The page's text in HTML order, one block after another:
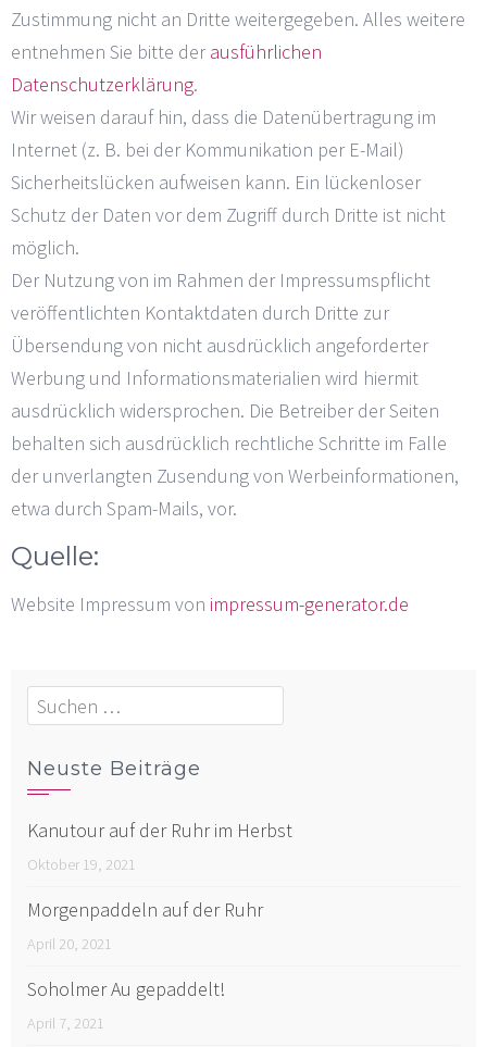
Zustimmung nicht an Dritte weitergegeben. Alles weitere
entnehmen Sie bitte derausführlichen
Datenschutzerklärung.
Wir weisen darauf hin, dass die Datenübertragung im
Internet (z. B. bei der Kommunikation per E-Mail)
Sicherheitslücken aufweisen kann. Ein lückenloser
Schutz der Daten vor dem Zugriff durch Dritte ist nicht
möglich.
Der Nutzung von im Rahmen der Impressumspflicht
veröffentlichten Kontaktdaten durch Dritte zur
Übersendung von nicht ausdrücklich angeforderter
Werbung und Informationsmaterialien wird hiermit
ausdrücklich widersprochen. Die Betreiber der Seiten
behalten sich ausdrücklich rechtliche Schritte im Falle
der unverlangten Zusendung von Werbeinformationen,
etwa durch Spam-Mails, vor.
Quelle:
Website Impressum von impressum-generator.de
Suchen
nach:
Neuste Beiträge
Kanutour auf der Ruhr im Herbst
Oktober 19, 2021
Morgenpaddeln auf der Ruhr
April 20, 2021
Soholmer Au gepaddelt!
April 7, 2021